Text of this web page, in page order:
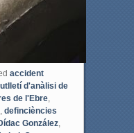
accident
d'anàlisi de
de l'Ebre,
definciències
González,